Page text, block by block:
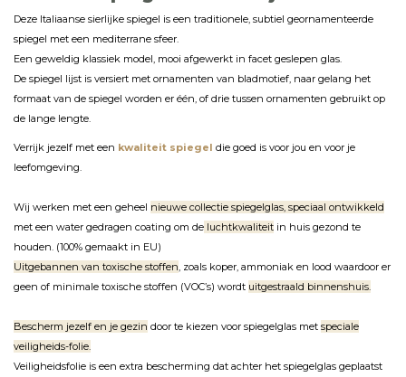
Deze Italiaanse sierlijke spiegel is een traditionele, subtiel geornamenteerde
spiegel met een mediterrane sfeer.
Een geweldig klassiek model, mooi afgewerkt in facet geslepen glas.
De spiegel lijst is versiert met ornamenten van bladmotief, naar gelang het
formaat van de spiegel worden er één, of drie tussen ornamenten gebruikt op
de lange lengte.
Verrijk jezelf met een kwaliteit spiegel die goed is voor jou en voor je
leefomgeving.
Wij werken met een geheel nieuwe collectie spiegelglas, speciaal ontwikkeld
met een water gedragen coating om de luchtkwaliteit in huis gezond te
houden. (100% gemaakt in EU)
Uitgebannen van toxische stoffen, zoals koper, ammoniak en lood waardoor er
geen of minimale toxische stoffen (VOC’s) wordt uitgestraald binnenshuis.
Bescherm jezelf en je gezin door te kiezen voor spiegelglas met speciale
veiligheids-folie.
Veiligheidsfolie is een extra bescherming dat achter het spiegelglas geplaatst